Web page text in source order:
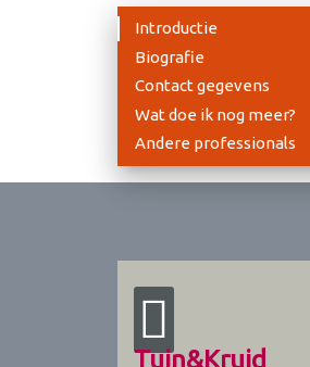
Introductie
Biografie
Contact gegevens
Wat doe ik nog meer?
Andere professionals
Tuin&Kruid